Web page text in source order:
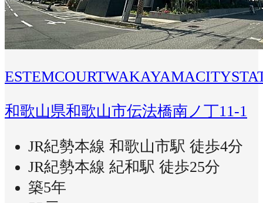
和歌山県和歌山市伝法橋南ノ丁11-1
JR紀勢本線 和歌山市駅 徒歩4分
JR紀勢本線 紀和駅 徒歩25分
築5年